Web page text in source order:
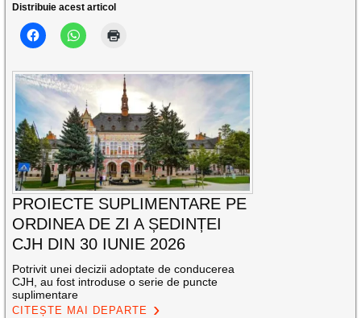
Distribuie acest articol
PROIECTE SUPLIMENTARE PE
ORDINEA DE ZI A ȘEDINȚEI
CJH DIN 30 IUNIE 2026
Potrivit unei decizii adoptate de conducerea
CJH, au fost introduse o serie de puncte
suplimentare
CITEȘTE MAI DEPARTE